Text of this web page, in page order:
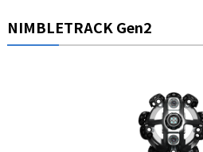
NIMBLETRACK Gen2